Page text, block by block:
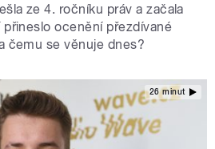
ze 4. ročníku práv a začala
přineslo ocenění přezdívané
čemu se věnuje dnes?
26 minut